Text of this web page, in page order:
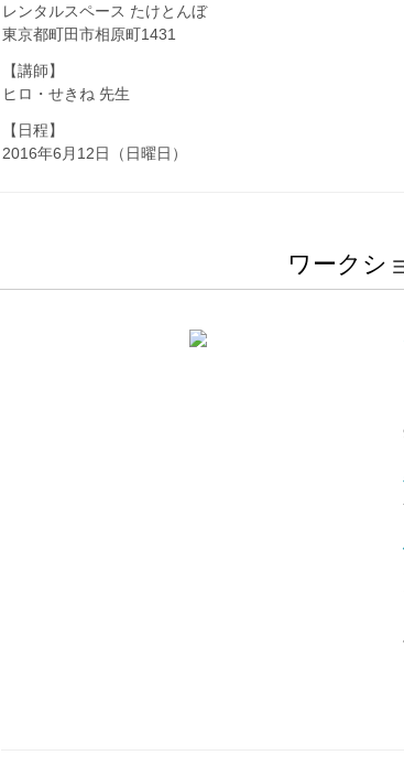
レンタルスペース たけとんぼ
東京都町田市相原町1431
【講師】
ヒロ・せきね 先生
【日程】
2016年6月12日（日曜日）
ワークシ